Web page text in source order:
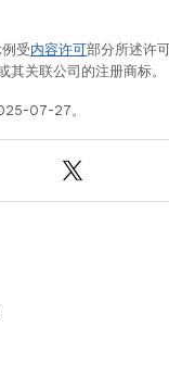
受内容许可部分所述许
关联公司的注册商标。
07-27。